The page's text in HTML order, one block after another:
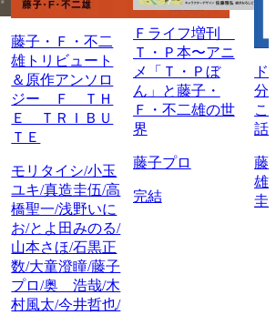
藤子・Ｆ・不二
雄トリビュート
＆原作アンソロ
ジー Ｆ ＴＨ
Ｅ ＴＲＩＢＵ
ＴＥ
モリタイシ/小玉
ユキ/真造圭伍/高
橋聖一/浅野いに
お/とよ田みのる/
山本さほ/石黒正
数/大童澄瞳/藤子
プロ/奥 浩哉/木
村風太/今井哲也/
Ｆライフ増刊
Ｔ・Ｐ本〜アニ
メ「Ｔ・Ｐぼ
ん」と藤子・
Ｆ・不二雄の世
界
藤子プロ
完結
分
こ
話
藤
雄/
圭